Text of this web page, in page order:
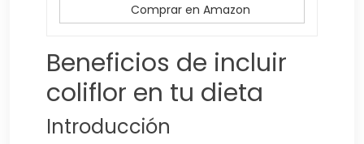
Comprar en Amazon
Beneficios de incluir
coliflor en tu dieta
Introducción